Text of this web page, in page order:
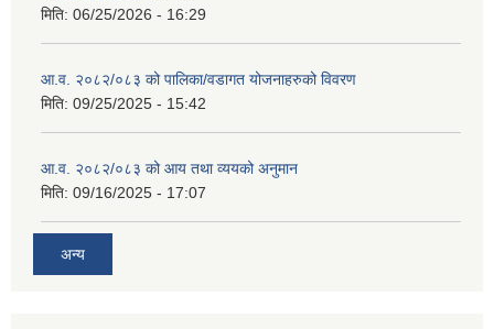
मिति: 06/25/2026 - 16:29
आ.व. २०८२/०८३ को पालिका/वडागत योजनाहरुको विवरण
मिति: 09/25/2025 - 15:42
आ.व. २०८२/०८३ को आय तथा व्ययको अनुमान
मिति: 09/16/2025 - 17:07
अन्य